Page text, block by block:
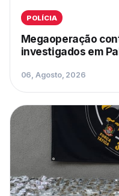
POLÍCIA
Megaoperação
investigados em
06, Agosto, 2026